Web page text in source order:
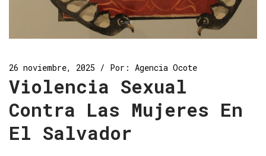
26 noviembre, 2025 Por: Agencia Ocote
Violencia Sexual
Contra Las Mujeres En
El Salvador